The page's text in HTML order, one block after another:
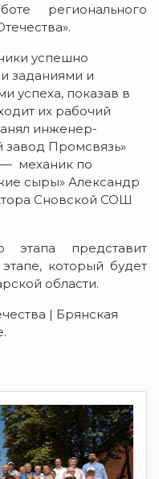
регионального
успешно
заданиями и
успеха, показав в
их рабочий
инженер-
завод Промсвязь»
механик по
сыры» Александр
Сновской СОШ
этапа представит
который будет
области.
| Брянская